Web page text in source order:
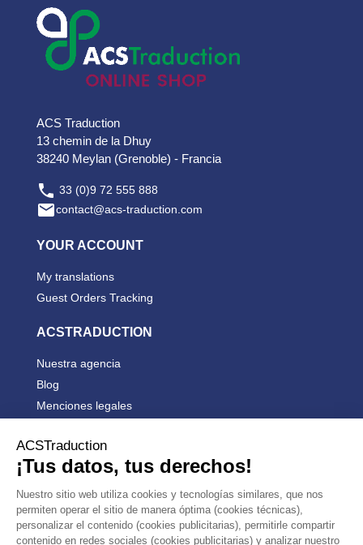
ACS Traduction
13 chemin de la Dhuy
38240 Meylan (Grenoble) - Francia
 33 (0)9 72 555 888
contact@acs-traduction.com
YOUR ACCOUNT
My translations
Guest Orders Tracking
ACSTRADUCTION
Nuestra agencia
Blog
Menciones legales
PRODUCTS
OUR COMPANY  